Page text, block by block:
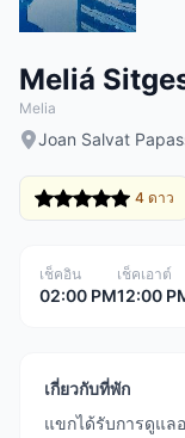
Meliá
Melia
Joan Salvat
4 ดาว
เช็คอิน
02:00 PM
เช็คเอาต์
12:00
เกี่ยวกับที่พัก
แขกได้รับการดูแล